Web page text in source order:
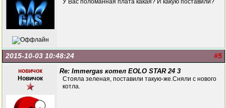
У Вас поломанная плата какая? И какую поставили?
#5
2015-10-03 10:48:24
новичок
Новичок
Re: Immergas котел EOLO STAR 24 3
Стояла зеленая, поставили такую-же.Сняли с нового
котла.